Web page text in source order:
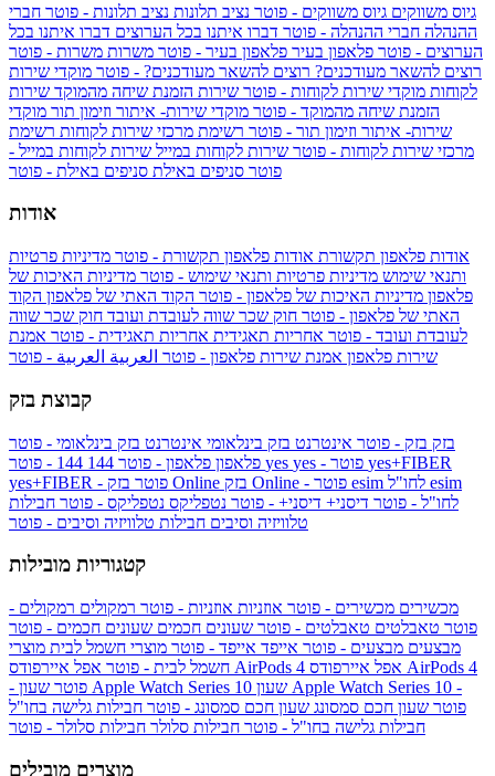
גיוס משווקים גיוס משווקים - פוטר נציב תלונות נציב תלונות - פוטר חברי
ההנהלה חברי ההנהלה - פוטר דברו איתנו בכל הערוצים דברו איתנו בכל
הערוצים - פוטר פלאפון בעיר פלאפון בעיר - פוטר משרות משרות - פוטר
רוצים להשאר מעודכנים? רוצים להשאר מעודכנים? - פוטר מוקדי שירות
לקוחות מוקדי שירות לקוחות - פוטר שירות הזמנת שיחה מהמוקד שירות
הזמנת שיחה מהמוקד - פוטר מוקדי שירות- איתור וזימון תור מוקדי
שירות- איתור וזימון תור - פוטר רשימת מרכזי שירות לקוחות רשימת
מרכזי שירות לקוחות - פוטר שירות לקוחות במייל שירות לקוחות במייל -
פוטר סניפים באילת סניפים באילת - פוטר
אודות
אודות פלאפון תקשורת אודות פלאפון תקשורת - פוטר מדיניות פרטיות
ותנאי שימוש מדיניות פרטיות ותנאי שימוש - פוטר מדיניות האיכות של
פלאפון מדיניות האיכות של פלאפון - פוטר הקוד האתי של פלאפון הקוד
האתי של פלאפון - פוטר חוק שכר שווה לעובדת ועובד חוק שכר שווה
לעובדת ועובד - פוטר אחריות תאגידית אחריות תאגידית - פוטר אמנת
שירות פלאפון אמנת שירות פלאפון - פוטר العربية العربية - פוטר
קבוצת בזק
בזק בזק - פוטר אינטרנט בזק בינלאומי אינטרנט בזק בינלאומי - פוטר
פלאפון פלאפון - פוטר 144 yes
yes+FIBER
yes+FIBER - פוטר בזק Online
esim
לחו"ל - פוטר דיסני+ דיסני+ - פוטר נטפליקס נטפליקס - פוטר חבילות
טלוויזיה וסיבים חבילות טלוויזיה וסיבים - פוטר
קטגוריות מובילות
מכשירים מכשירים - פוטר אוזניות אוזניות - פוטר רמקולים רמקולים -
פוטר טאבלטים טאבלטים - פוטר שעונים חכמים שעונים חכמים - פוטר
מבצעים מבצעים - פוטר אייפד אייפד - פוטר מוצרי חשמל לבית מוצרי
חשמל לבית - פוטר אפל איירפודס AirPods 4 אפל איירפודס AirPods 4
- פוטר שעון Apple Watch Series 10 שעון Apple Watch Series 10 -
פוטר שעון חכם סמסונג שעון חכם סמסונג - פוטר חבילות גלישה בחו"ל
חבילות גלישה בחו"ל - פוטר חבילות סלולר חבילות סלולר - פוטר
מוצרים מובילים